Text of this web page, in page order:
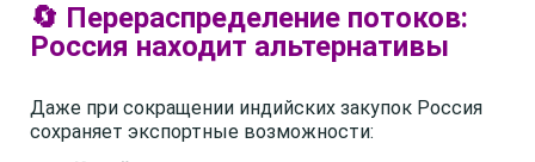
🔄 Перераспределение потоков:
Россия находит альтернативы
Даже при сокращении индийских закупок Россия
сохраняет экспортные возможности: